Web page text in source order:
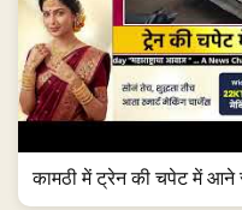
कामठी में ट्रेन की चपेट में आने